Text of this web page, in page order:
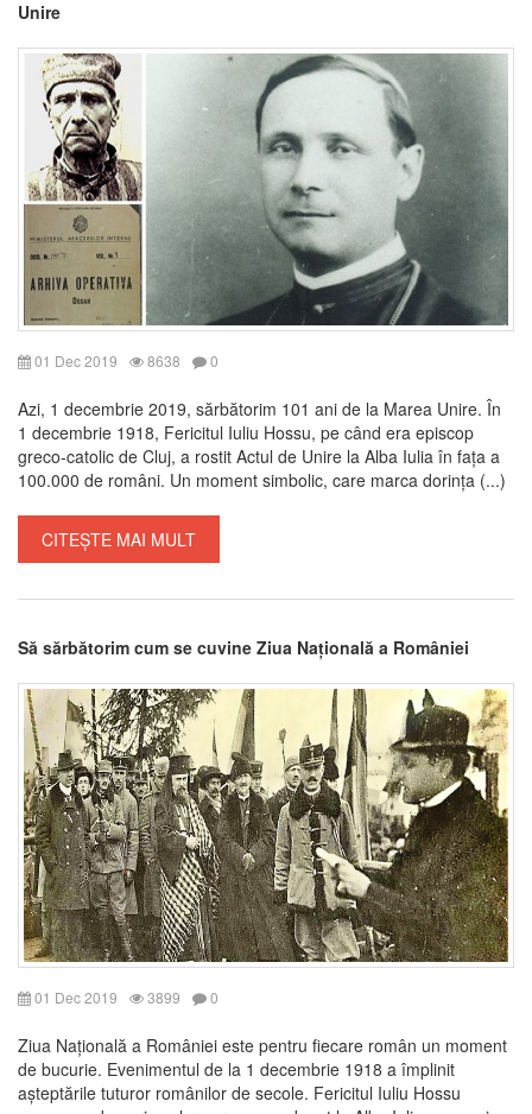
Unire
01 Dec 2019 8638 0
Azi, 1 decembrie 2019, sărbătorim 101 ani de la Marea Unire. În
1 decembrie 1918, Fericitul Iuliu Hossu, pe când era episcop
greco-catolic de Cluj, a rostit Actul de Unire la Alba Iulia în fața a
100.000 de români. Un moment simbolic, care marca dorința (...)
CITEȘTE MAI MULT
Să sărbătorim cum se cuvine Ziua Națională a României
01 Dec 2019 3899 0
Ziua Națională a României este pentru fiecare român un moment
de bucurie. Evenimentul de la 1 decembrie 1918 a împlinit
așteptările tuturor românilor de secole. Fericitul Iuliu Hossu